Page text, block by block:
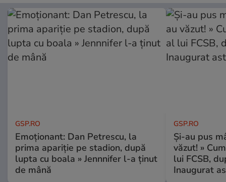
GSP.RO
Emoționant: Dan Petrescu, la
prima apariție pe stadion, după
lupta cu boala » Jennnifer l-a ținut
de mână
GSP.RO
Și-au pus
văzut! »
lui FCSB,
Inaugurat